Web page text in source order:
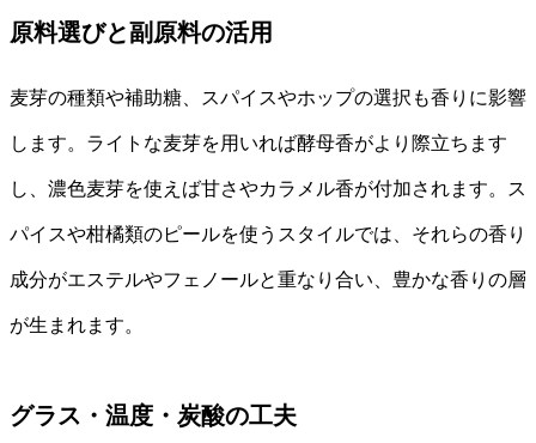
原料選びと副原料の活用
麦芽の種類や補助糖、スパイスやホップの選択も香りに影響
します。ライトな麦芽を用いれば酵母香がより際立ちます
し、濃色麦芽を使えば甘さやカラメル香が付加されます。ス
パイスや柑橘類のピールを使うスタイルでは、それらの香り
成分がエステルやフェノールと重なり合い、豊かな香りの層
が生まれます。
グラス・温度・炭酸の工夫